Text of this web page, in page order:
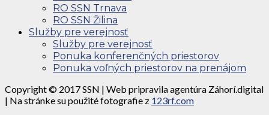
RO SSN Trnava
RO SSN Žilina
Služby pre verejnosť
Služby pre verejnosť
Ponuka konferenčných priestorov
Ponuka voľných priestorov na prenájom
Copyright © 2017 SSN | Web pripravila agentúra Záhorí.digital
| Na stránke su použité fotografie z 123rf.com